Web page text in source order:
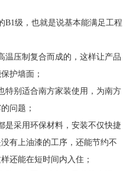
B1级，也就是说基本能满足工程
温压制复合而成的，这样让产品
护墙面；
特别适合南方家装使用，为南方
问题；
是采用环保材料，安装不仅快捷
有上油漆的工序，还能节约不
还能在短时间内入住；